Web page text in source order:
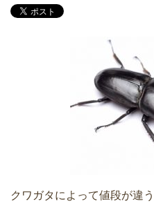
クワガタによって値段が違